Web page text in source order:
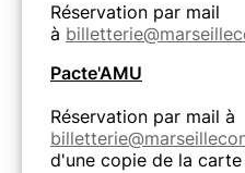
Réservation par mail
à
Pacte'AMU
Réservation par mail à
d'une copie de la